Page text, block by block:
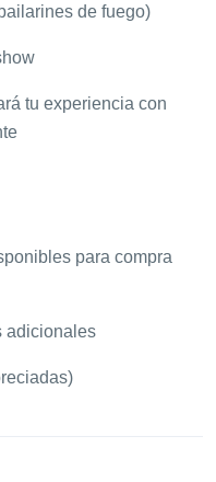
de fuego)
tu experiencia con
para compra
adicionales